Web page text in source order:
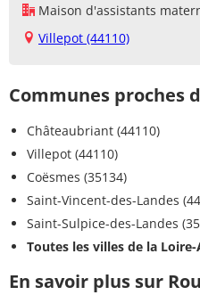
Maison d'assistants
Villepot (44110)
Communes proches
Châteaubriant (44110)
Villepot (44110)
Coësmes (35134)
Saint-Vincent-des-Landes
Saint-Sulpice-des-Landes
Toutes les villes de la
En savoir plus sur